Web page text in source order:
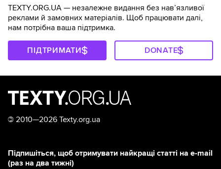
TEXTY.ORG.UA — незалежне видання без навʼязливої
реклами й замовних матеріалів. Щоб працювати далі,
нам потрібна ваша підтримка.
ПІДТРИМАТИ DONATE
© 2010—2026 Texty.org.ua
Підпишіться, щоб отримувати найкращі статті на e-mail
(раз на два тижні)